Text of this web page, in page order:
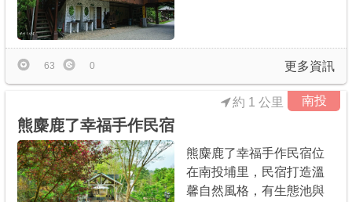
更多資訊
63 0
南投
約 1 公里
熊麋鹿了幸福手作民宿
熊麋鹿了幸福手作民宿位
在南投埔里，民宿打造溫
馨自然風格，有生態池與